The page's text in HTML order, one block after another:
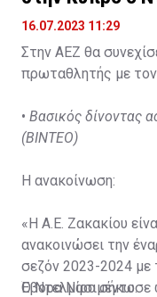
16.07.2023 11:29
Στην ΑΕΖ θα
πρωταθλητής με τον
• Βασικός δίνοντας
(ΒΙΝΤΕΟ)
Η ανακοίνωση:
«Η Α.Ε. Ζακακίου
ανακοινώσει την
σεζόν 2023-2024 με
Έβορα Νασιμέντο.
Ο Ντελμίρο σήκωσε